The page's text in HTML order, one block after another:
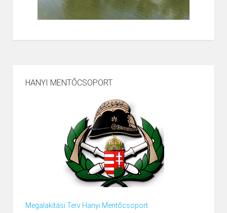
HANYI MENTŐCSOPORT
Megalakítási Terv Hanyi Mentőcsoport